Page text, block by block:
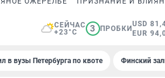
СЕЙЧАС
+23°C
3 ПРОБКИ
USD
EUR
в вузы Петербурга по квоте Финский